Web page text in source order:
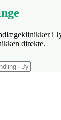
i
direkte.